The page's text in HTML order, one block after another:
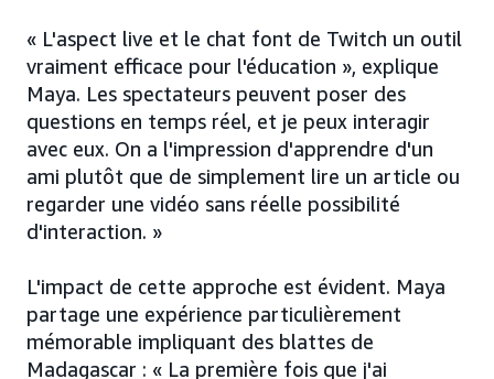
« L'aspect live et le chat font de Twitch un outil
vraiment efficace pour l'éducation », explique
Maya. Les spectateurs peuvent poser des
questions en temps réel, et je peux interagir
avec eux. On a l'impression d'apprendre d'un
ami plutôt que de simplement lire un article ou
regarder une vidéo sans réelle possibilité
d'interaction. »
L'impact de cette approche est évident. Maya
partage une expérience particulièrement
mémorable impliquant des blattes de
Madagascar : « La première fois que j'ai